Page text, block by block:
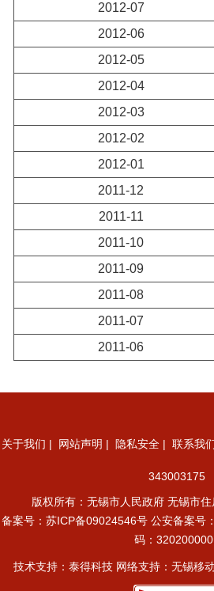
2012-07
2012-06
2012-05
2012-04
2012-03
2012-02
2012-01
2011-12
2011-11
2011-10
2011-09
2011-08
2011-07
2011-06
关于我们 网站声明 隐私安全 联系我们
343003175
版权所有：无锡市人民政府 无锡市
备案号： 苏ICP备09024546号 公安备案号
码：
技术支持：泰得科技 网络支持：无锡移